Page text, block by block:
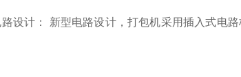
计： 新型电路设计，打包机采用插入式电路